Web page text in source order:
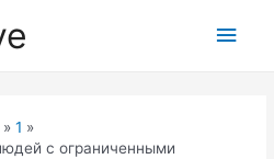
1
с ограниченными